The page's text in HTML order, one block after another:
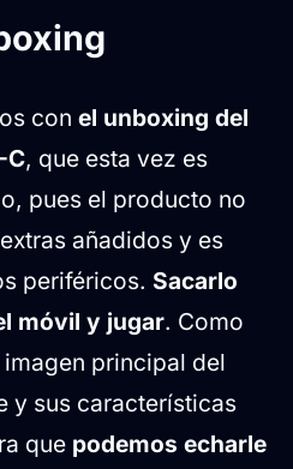
con el unboxing del
C, que esta vez es
pues el producto no
añadidos y es
periféricos. Sacarlo
móvil y jugar. Como
principal del
y sus características
que podemos echarle